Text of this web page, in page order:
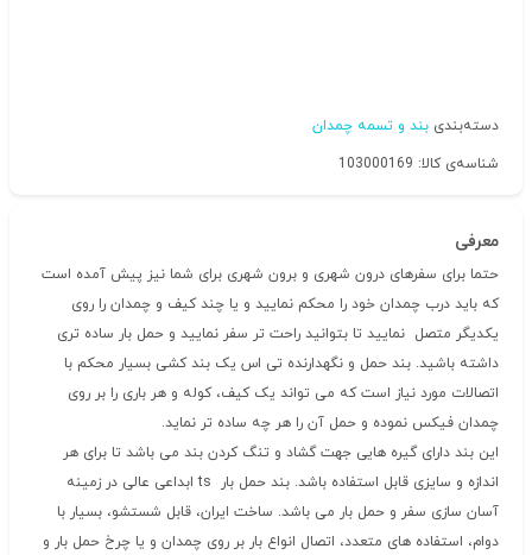
دسته‌بندی بند و تسمه چمدان
شناسه‌ی کالا: 103000169
معرفی
حتما برای سفرهای درون شهری و برون شهری برای شما نیز پیش آمده است
که باید درب چمدان خود را محکم نمایید و یا چند کیف و چمدان را روی
یکدیگر متصل نمایید تا بتوانید راحت تر سفر نمایید و حمل بار ساده تری
داشته باشید. بند حمل و نگهدارنده تی اس یک بند کشی بسیار محکم با
اتصالات مورد نیاز است که می تواند یک کیف، کوله و هر باری را بر روی
چمدان فیکس نموده و حمل آن را هر چه ساده تر نماید.
این بند دارای گیره هایی جهت گشاد و تنگ کردن بند می باشد تا برای هر
اندازه و سایزی قابل استفاده باشد. بند حمل بار ts ابداعی عالی در زمینه
آسان سازی سفر و حمل بار می باشد. ساخت ایران، قابل شستشو، بسیار با
دوام، استفاده های متعدد، اتصال انواع بار بر روی چمدان و یا چرخ حمل بار و